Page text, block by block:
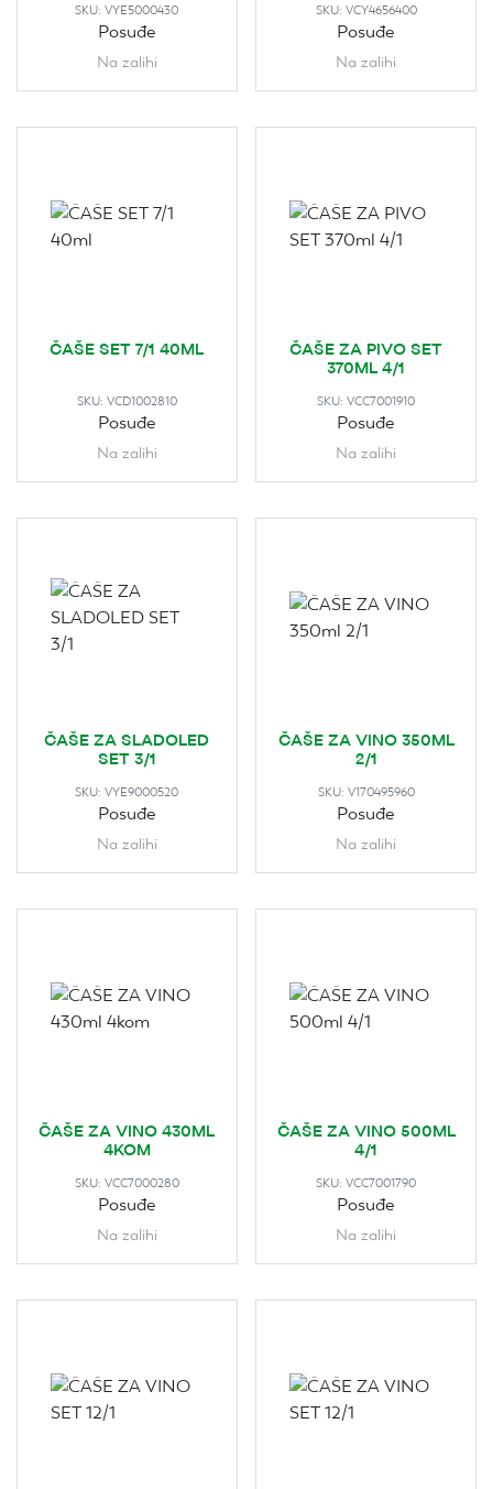
SKU:VYE5000430
Posuđe
Na zalihi
SKU: VCY4656400
Posuđe
Na zalihi
ČAŠE SET 7/1 40ML
SKU: VCD1002810
Posuđe
Na zalihi
ČAŠE ZA PIVO SET
370ML 4/1
SKU:VCC7001910
Posuđe
Na zalihi
ČAŠE ZA SLADOLED
SET 3/1
SKU:VYE9000520
Posuđe
Na zalihi
ČAŠE ZA VINO 350ML
2/1
SKU: V170495960
Posuđe
Na zalihi
ČAŠE ZA VINO 430ML
4KOM
SKU: VCC7000280
Posuđe
Na zalihi
ČAŠE ZA VINO 500ML
4/1
SKU:VCC7001790
Posuđe
Na zalihi